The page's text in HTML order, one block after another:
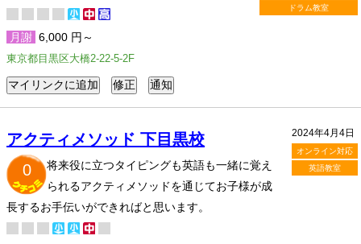
ドラム教室
月謝 6,000 円～
東京都目黒区大橋2-22-5-2F
2024年4月4日
オンライン対応
英語教室
アクティメソッド 下目黒校
0
将来役に立つタイピングも英語も一緒に覚え
られるアクティメソッドを通じてお子様が成
長するお手伝いができればと思います。